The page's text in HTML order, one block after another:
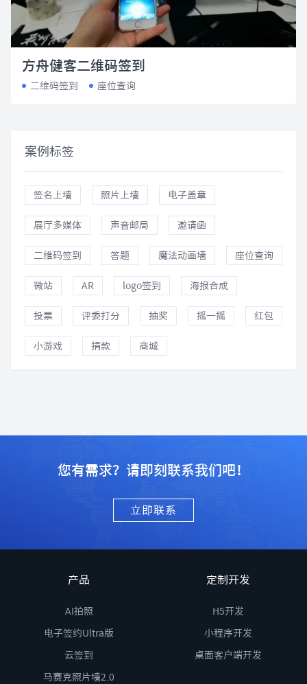
方舟健客二维码签到
二维码签到 座位查询
案例标签
签名上墙 照片上墙 电子盖章
展厅多媒体 声音邮局 邀请函
二维码签到 答题 魔法动画墙 座位查询
微站 AR logo签到 海报合成
投票 评委打分 抽奖 摇一摇 红包
小游戏 捐款 商城
您有需求？请即刻联系我们吧！
立即联系
产品
AI拍照
电子签约Ultra版
云签到
马赛克照片墙2.0
定制开发
H5开发
小程序开发
桌面客户端开发